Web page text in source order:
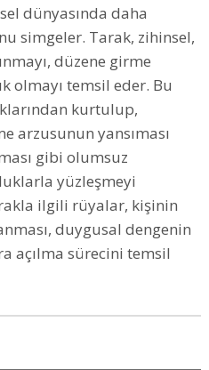
dünyasında daha
simgeler. Tarak, zihinsel,
düzene girme
olmayı temsil eder. Bu
kurtulup,
arzusunun yansıması
gibi olumsuz
yüzleşmeyi
ilgili rüyalar, kişinin
duygusal dengenin
açılma sürecini temsil